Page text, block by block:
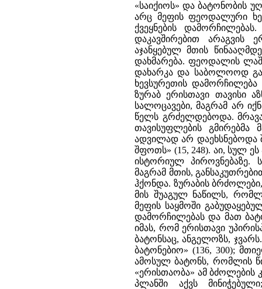
«საიქიოს» და ბატონობის
არც მეფის ფეოდალური
ქვეყნების
დაკავშირებით არაგვის
აჯანყებულ მთის
დახმარება. ფეოდალის
დახარკა და საბოლოოდ
ხევსურეთის დამორჩილება
ზურაბ ერისთავი თავისი
სალოცავები, მაგრამ არ
წელს გრძელდებოდა.
თავისუფლების გმირებმა
ადვილად არ
შფოთს» (15, 248). აი, სულ
ისტორიულ პიროვნებაზე.
მაგრამ მთის,
ჰქონდა. ზურაბის
მის შუაგულ ნაწილს,
მეფის საყმოში
დამორჩილებას და მათ
იმას, რომ ერისთავი
ბატონსაც, ანგელოზს,
ბატონებიო» (136, 300);
ამოსულ ბატონს, რომლის
«ერისთაობა» ამ ბძოლების
პლანში აქვს